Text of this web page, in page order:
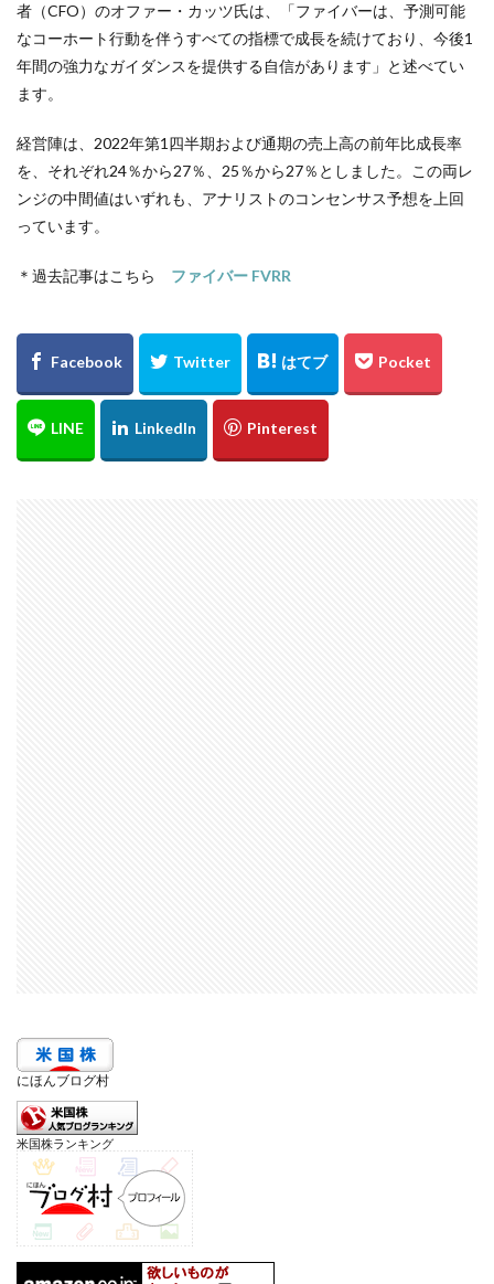
者（CFO）のオファー・カッツ氏は、「ファイバーは、予測可能
なコーホート行動を伴うすべての指標で成長を続けており、今後1
年間の強力なガイダンスを提供する自信があります」と述べてい
ます。
経営陣は、2022年第1四半期および通期の売上高の前年比成長率
を、それぞれ24％から27％、25％から27％としました。この両レ
ンジの中間値はいずれも、アナリストのコンセンサス予想を上回
っています。
＊過去記事はこちら ファイバー FVRR
にほんブログ村
米国株ランキング